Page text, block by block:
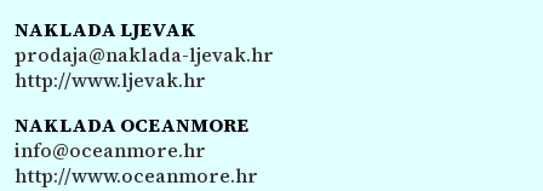
NAKLADA LJEVAK
prodaja@naklada-ljevak.hr
http://www.ljevak.hr
NAKLADA OCEANMORE
info@oceanmore.hr
http://www.oceanmore.hr